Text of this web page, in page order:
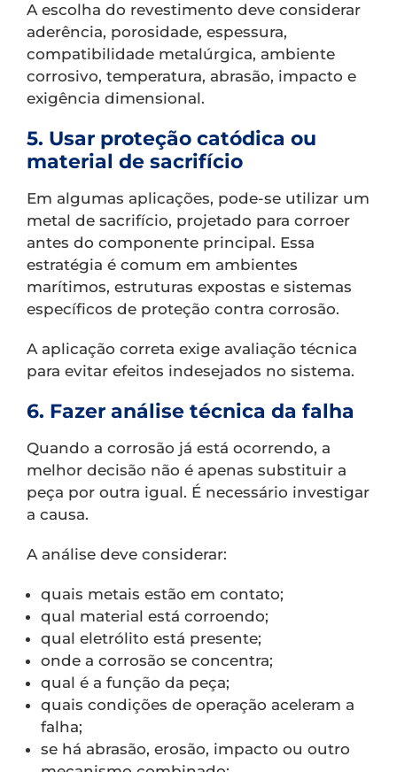
A escolha do revestimento deve considerar
aderência, porosidade, espessura,
compatibilidade metalúrgica, ambiente
corrosivo, temperatura, abrasão, impacto e
exigência dimensional.
5. Usar proteção catódica ou
material de sacrifício
Em algumas aplicações, pode-se utilizar um
metal de sacrifício, projetado para corroer
antes do componente principal. Essa
estratégia é comum em ambientes
marítimos, estruturas expostas e sistemas
específicos de proteção contra corrosão.
A aplicação correta exige avaliação técnica
para evitar efeitos indesejados no sistema.
6. Fazer análise técnica da falha
Quando a corrosão já está ocorrendo, a
melhor decisão não é apenas substituir a
peça por outra igual. É necessário investigar
a causa.
A análise deve considerar:
quais metais estão em contato;
qual material está corroendo;
qual eletrólito está presente;
onde a corrosão se concentra;
qual é a função da peça;
quais condições de operação aceleram a
falha;
se há abrasão, erosão, impacto ou outro